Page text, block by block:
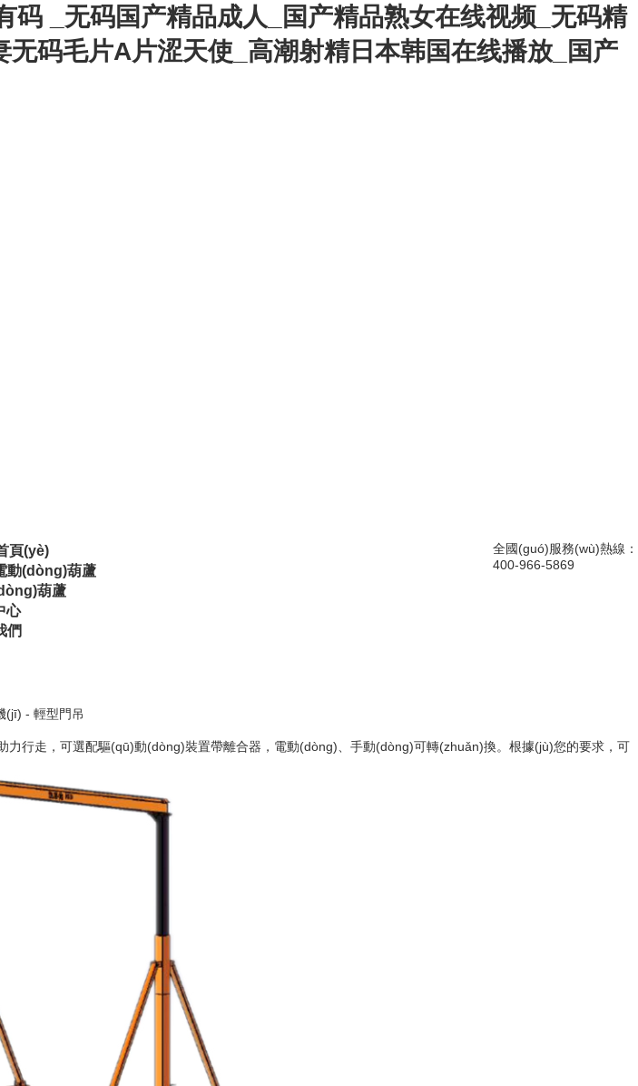
码 _无码国产精品成人_国产精品熟女在线视频_无码精
码毛片A片涩天使_高潮射精日本韩国在线播放_国产
全國(guó)服務(wù)熱線：
400-966-5869
頁(yè)
動(dòng)葫蘆
葫蘆
心
們
(jī) - 輕型門吊
力行走，可選配驅(qū)動(dòng)裝置帶離合器，電動(dòng)、手動(dòng)可轉(zhuǎn)換。根據(jù)您的要求，可